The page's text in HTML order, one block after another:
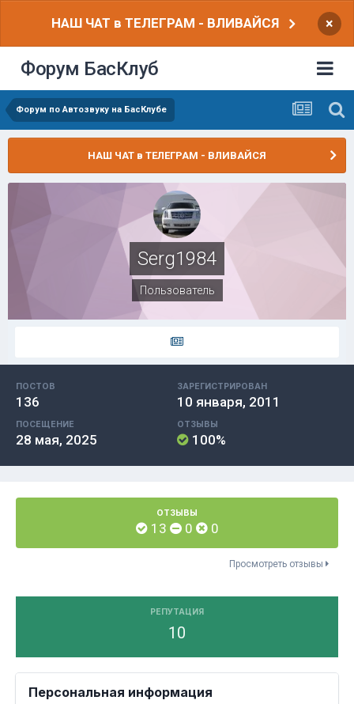
НАШ ЧАТ в ТЕЛЕГРАМ - ВЛИВАЙСЯ ×
Форум БасКлуб
Форум по Автозвуку на БасКлубе
НАШ ЧАТ в ТЕЛЕГРАМ - ВЛИВАЙСЯ
Serg1984
Пользователь
ПОСТОВ
136
ЗАРЕГИСТРИРОВАН
10 января, 2011
ПОСЕЩЕНИЕ
28 мая, 2025
ОТЗЫВЫ
100%
ОТЗЫВЫ
13 0 0
Просмотреть отзывы
РЕПУТАЦИЯ
10
Персональная информация